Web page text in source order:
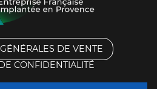
DE VENTE
CONFIDENTIALITÉ